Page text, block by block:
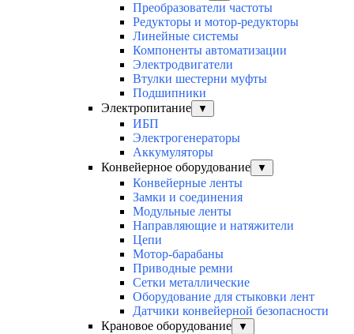
Преобразователи частоты
Редукторы и мотор-редукторы
Линейные системы
Компоненты автоматизации
Электродвигатели
Втулки шестерни муфты
Подшипники
Электропитание
▼
ИБП
Электрогенераторы
Аккумуляторы
Конвейерное оборудование
▼
Конвейерные ленты
Замки и соединения
Модульные ленты
Направляющие и натяжители
Цепи
Мотор-барабаны
Приводные ремни
Сетки металлические
Оборудование для стыковки лент
Датчики конвейерной безопасности
Крановое оборудование
▼